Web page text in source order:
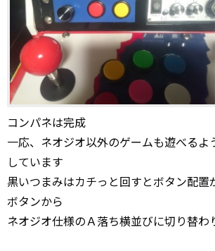
コンパネは完成
一応、ネオジオ以外のゲームも遊べるよ
しています
黒いつまみはカチっと回すとボタン配置
ボタンから
ネオジオ仕様のＡ落ち横並びに切り替わ